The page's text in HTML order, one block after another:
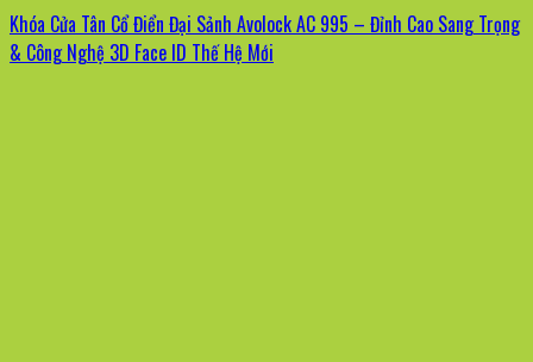
Khóa Cửa Tân Cổ Điển Đại Sảnh Avolock AC 995 – Đỉnh Cao Sang Trọng
& Công Nghệ 3D Face ID Thế Hệ Mới